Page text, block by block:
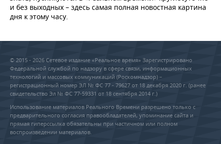
и без выходных – здесь самая полная новостная картина
дня к этому часу.
© 2015 - 2026 Сетевое издание «Реальное время» Зарегистрировано
Федеральной службой по надзору в сфере связи, информационных
технологий и массовых коммуникаций (Роскомнадзор) –
регистрационный номер ЭЛ № ФС 77 - 79627 от 18 декабря 2020 г. (ранее
свидетельство Эл № ФС 77-59331 от 18 сентября 2014 г.)
Использование материалов Реального Времени разрешено только с
предварительного согласия правообладателей, упоминание сайта и
прямая гиперссылка обязательны при частичном или полном
воспроизведении материалов.